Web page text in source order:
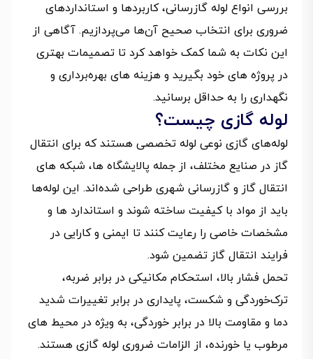
بررسی انواع لوله گازرسانی، کاربردها و استانداردهای
ضروری برای انتخاب صحیح آن‌ها می‌پردازیم. آگاهی از
این نکات به شما کمک خواهد کرد تا تصمیمات بهتری
در پروژه‌ های خود بگیرید و هزینه‌ های بهره‌برداری و
نگهداری را به حداقل برسانید.
لوله گازی چیست؟
لوله‌های گازی نوعی لوله تخصصی هستند که برای انتقال
گاز در صنایع مختلف، از جمله پالایشگاه‌ ها، شبکه‌ های
انتقال گاز و گازرسانی شهری طراحی شده‌اند. این لوله‌ها
باید از مواد با کیفیت ساخته شوند و استاندارد ها و
مشخصات خاصی را رعایت کنند تا ایمنی و کارایی در
فرایند انتقال گاز تضمین شود.
تحمل فشار بالا، استحکام مکانیکی در برابر ضربه،
ترک‌خوردگی و شکست، پایداری در برابر تغییرات شدید
دما و مقاومت بالا در برابر خوردگی، به ویژه در محیط‌ های
مرطوب یا خورنده، از الزامات ضروری لوله‌ گازی هستند.